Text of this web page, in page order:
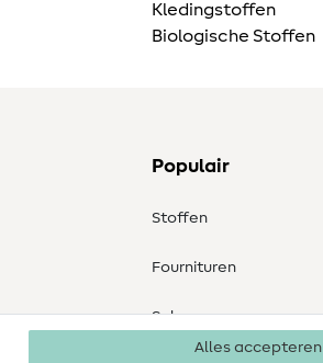
Kledingstoffen
Biologische Stoffen
Populair
Stoffen
Fournituren
Sale
Alles accepteren